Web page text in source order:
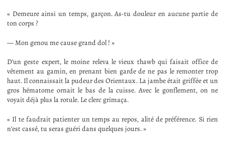
« Demeure ainsi un temps, garçon. As-tu douleur en aucune partie de
ton corps ?
— Mon genou me cause grand dol ! »
D’un geste expert, le moine releva le vieux thawb qui faisait office de
vêtement au gamin, en prenant bien garde de ne pas le remonter trop
haut. Il connaissait la pudeur des Orientaux. La jambe était griffée et un
gros hématome ornait le bas de la cuisse. Avec le gonflement, on ne
voyait déjà plus la rotule. Le clerc grimaça.
« Il te faudrait patienter un temps au repos, alité de préférence. Si rien
n’est cassé, tu seras guéri dans quelques jours. »